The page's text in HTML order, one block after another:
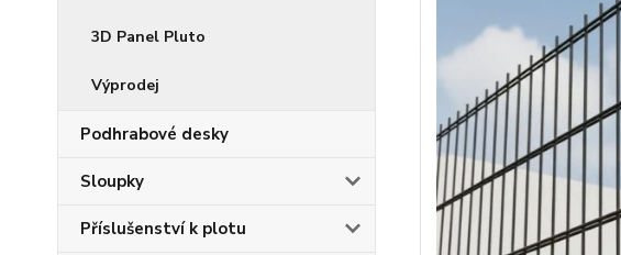
3D Panel Pluto
Výprodej
Podhrabové desky
Sloupky
Příslušenství k plotu